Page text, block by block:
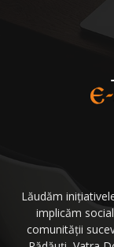
Lăudăm
implicăm
comunităţii